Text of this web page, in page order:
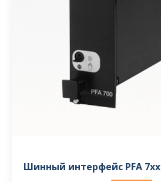
Шинный интерфейс PFA 7xx